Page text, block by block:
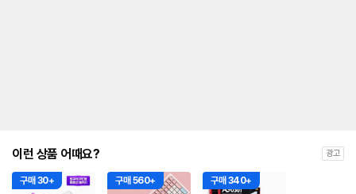
이런 상품 어때요? 광고
구매 30+ 구매 560+ 구매 340+